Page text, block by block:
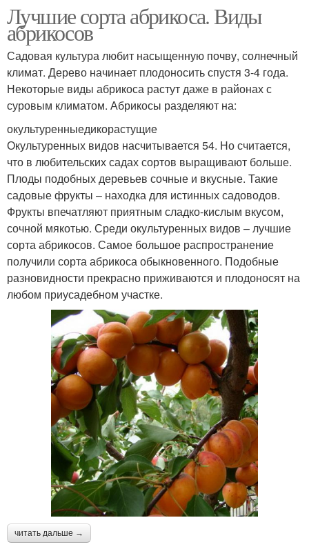
Абрикос для сибири
Лучшие сорта абрикоса. Виды
абрикосов
Садовая культура любит насыщенную почву, солнечный
климат. Дерево начинает плодоносить спустя 3-4 года.
Некоторые виды абрикоса растут даже в районах с
суровым климатом. Абрикосы разделяют на:
окультуренныедикорастущие
Окультуренных видов насчитывается 54. Но считается,
что в любительских садах сортов выращивают больше.
Плоды подобных деревьев сочные и вкусные. Такие
садовые фрукты – находка для истинных садоводов.
Фрукты впечатляют приятным сладко-кислым вкусом,
сочной мякотью. Среди окультуренных видов – лучшие
сорта абрикосов. Самое большое распространение
получили сорта абрикоса обыкновенного. Подобные
разновидности прекрасно приживаются и плодоносят на
любом приусадебном участке.
читать дальше →